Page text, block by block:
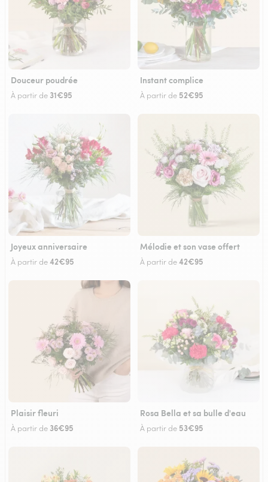
Douceur poudrée
À partir de 31€95
Instant complice
À partir de 52€95
Joyeux anniversaire
À partir de42€95
Mélodie et son vase offert
À partir de42€95
Plaisir fleuri
À partir de 36€95
Rosa Bella et sa bulle d'eau
À partir de 53€95